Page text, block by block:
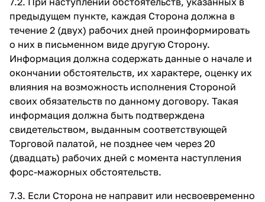
предыдущем пункте, каждая Сторона должна в
течение 2 (двух) рабочих дней проинформировать
о них в письменном виде другую Сторону.
Информация должна содержать данные о начале и
окончании обстоятельств, их характере, оценку их
влияния на возможность исполнения Стороной
своих обязательств по данному договору. Такая
информация должна быть подтверждена
свидетельством, выданным соответствующей
Торговой палатой, не позднее чем через 20
(двадцать) рабочих дней с момента наступления
форс-мажорных обстоятельств.
7.3. Если Сторона не направит или несвоевременно